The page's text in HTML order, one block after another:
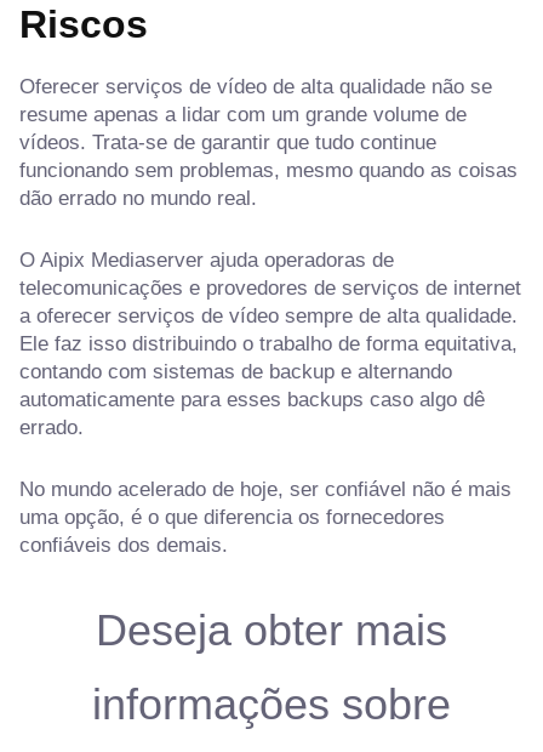
Riscos
Oferecer serviços de vídeo de alta qualidade não se
resume apenas a lidar com um grande volume de
vídeos. Trata-se de garantir que tudo continue
funcionando sem problemas, mesmo quando as coisas
dão errado no mundo real.
O Aipix Mediaserver ajuda operadoras de
telecomunicações e provedores de serviços de internet
a oferecer serviços de vídeo sempre de alta qualidade.
Ele faz isso distribuindo o trabalho de forma equitativa,
contando com sistemas de backup e alternando
automaticamente para esses backups caso algo dê
errado.
No mundo acelerado de hoje, ser confiável não é mais
uma opção, é o que diferencia os fornecedores
confiáveis dos demais.
Deseja obter mais
informações sobre